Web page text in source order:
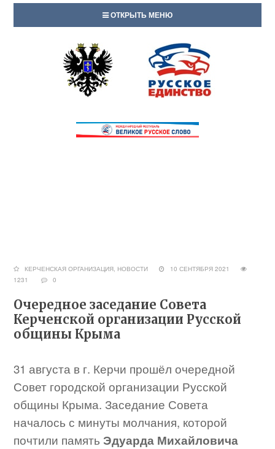
ОТКРЫТЬ МЕНЮ
КЕРЧЕНСКАЯ ОРГАНИЗАЦИЯ, НОВОСТИ
10 СЕНТЯБРЯ 2021
1231
0
Очередное заседание Совета
Керченской организации Русской
общины Крыма
31 августа в г. Керчи прошёл очередной
Совет городской организации Русской
общины Крыма. Заседание Совета
началось с минуты молчания, которой
почтили память Эдуарда Михайловича